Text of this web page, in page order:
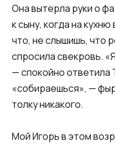
Она вытерла руки о
к сыну, когда на
что, не слышишь, что
спросила свекровь.
— спокойно ответила
«собираешься», —
толку никакого.
Мой Игорь в этом